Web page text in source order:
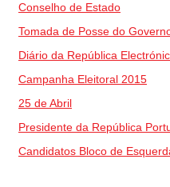
Conselho de Estado
Tomada de Posse do
Diário da República
Campanha Eleitoral 2015
25 de Abril
Presidente da República
Candidatos Bloco de